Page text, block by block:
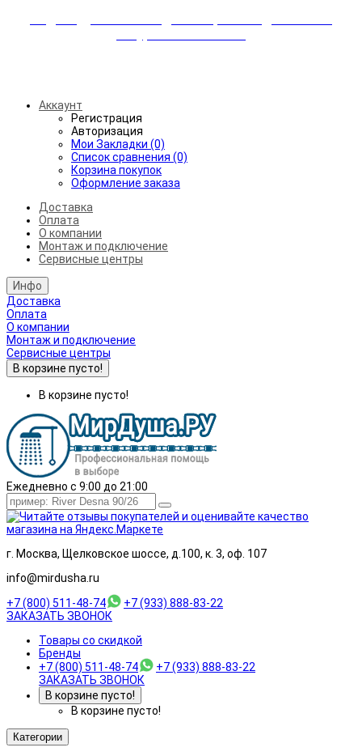
Аккаунт
Регистрация
Авторизация
Мои Закладки (0)
Список сравнения (0)
Корзина покупок
Оформление заказа
Доставка
Оплата
О компании
Монтаж и подключение
Сервисные центры
Инфо
Доставка
Оплата
О компании
Монтаж и подключение
Сервисные центры
В корзине пусто!
В корзине пусто!
Ежедневно с 9:00 до 21:00
г. Москва, Щелковское шоссе, д.100, к. 3, оф. 107
info@mirdusha.ru
+7 (800) 511-48-74
+7 (933) 888-83-22
ЗАКАЗАТЬ ЗВОНОК
Товары со скидкой
Бренды
+7 (800) 511-48-74
+7 (933) 888-83-22
ЗАКАЗАТЬ ЗВОНОК
В корзине пусто!
В корзине пусто!
Категории